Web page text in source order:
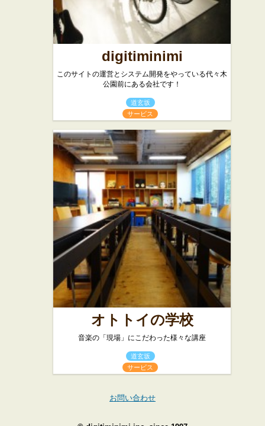
digitiminimi
このサイトの運営とシステム開発をやっている代々木
公園前にある会社です！
道玄坂
サービス
オトトイの学校
音楽の「現場」にこだわった様々な講座
道玄坂
サービス
お問い合わせ